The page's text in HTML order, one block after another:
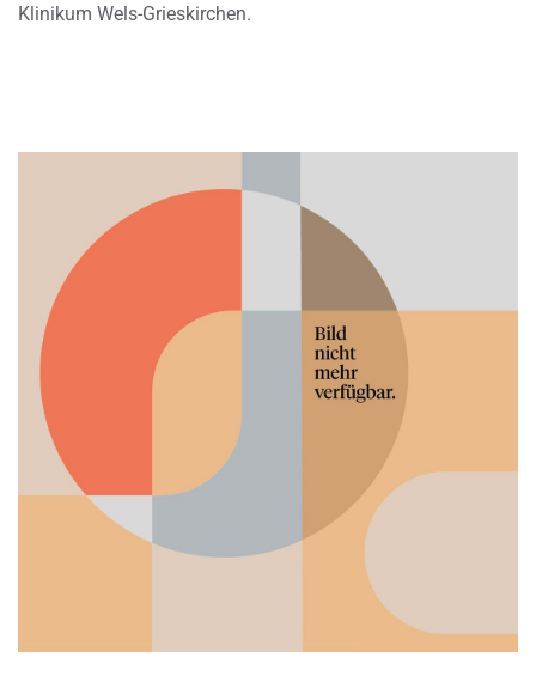
Klinikum Wels-Grieskirchen.